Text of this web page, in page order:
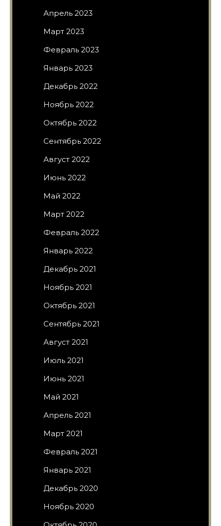
Апрель 2023
Март 2023
Февраль 2023
Январь 2023
Декабрь 2022
Ноябрь 2022
Октябрь 2022
Сентябрь 2022
Август 2022
Июнь 2022
Май 2022
Март 2022
Февраль 2022
Январь 2022
Декабрь 2021
Ноябрь 2021
Октябрь 2021
Сентябрь 2021
Август 2021
Июль 2021
Июнь 2021
Май 2021
Апрель 2021
Март 2021
Февраль 2021
Январь 2021
Декабрь 2020
Ноябрь 2020